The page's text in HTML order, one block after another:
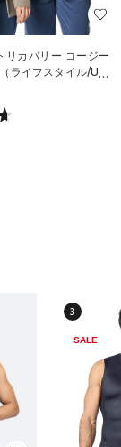
リカバリー コージー
ライフスタイル/UNI
3
SALE